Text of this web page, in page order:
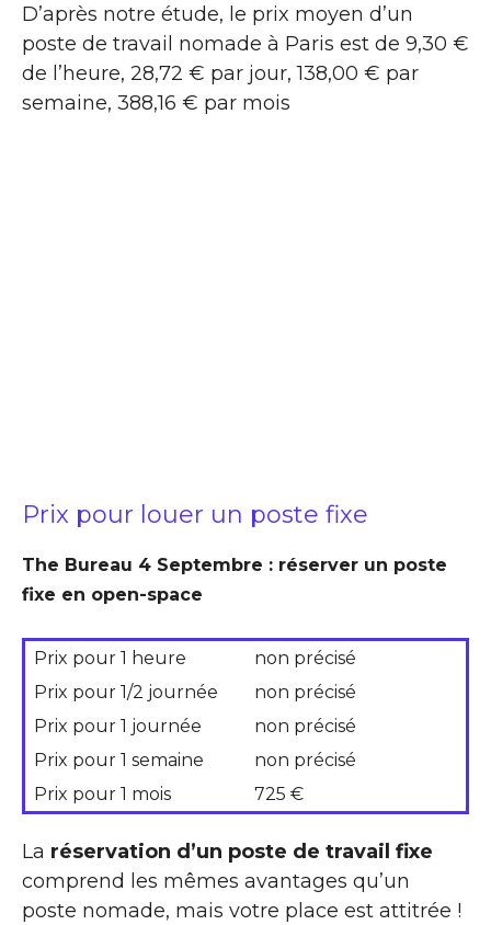
D’après notre étude, le prix moyen d’un
poste de travail nomade à Paris est de 9,30 €
de l’heure, 28,72 € par jour, 138,00 € par
semaine, 388,16 € par mois
Prix pour louer un poste fixe
The Bureau 4 Septembre : réserver un poste
fixe en open-space
Prix pour 1 heure
non précisé
Prix pour 1/2 journée
non précisé
Prix pour 1 journée
non précisé
Prix pour 1 semaine
non précisé
Prix pour 1 mois
725 €
La réservation d’un poste de travail fixe
comprend les mêmes avantages qu’un
poste nomade, mais votre place est attitrée !